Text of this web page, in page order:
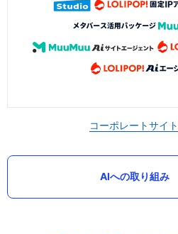
コーポレートサイト
AIへの取り組み